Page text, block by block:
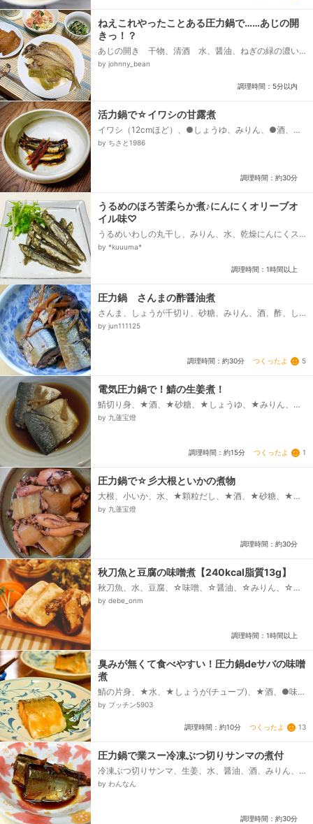
ねえこれやったことある圧力鍋で……あじの開
きっ！？
あじの開き 干物、清酒 水、醤油、ねぎの緑の濃い
部分、生姜
by johnny_bean
調理時間：5分以内
活力鍋で☆イワシの甘露煮
イワシ（12cmほど）、●しょうゆ、みりん、●酒、●
水、●さとう、●ショウガ
by ちさと1986
調理時間：約30分
うるめのほろ苦柔らか煮♪にんにくオリーブオ
イル味♡
うるめいわしの丸干し、みりん、水、乾燥にんにくス
ライス、オリーブオイル
by *kuuuma*
調理時間：1時間以上
圧力鍋 さんまの酢醤油煮
さんま、しょうが千切り、砂糖、みりん、酒、酢、し
ょうゆ、水
by jun111125
調理時間：約30分 つくったよ 5
電気圧力鍋で！鯖の生姜煮！
鯖切り身、★酒、★砂糖、★しょうゆ、★みりん、し
ょうが
by 九蓮宝燈
調理時間：約15分 つくったよ 1
圧力鍋で☆彡大根といかの煮物
大根、小いか、水、★顆粒だし、★酒、★砂糖、★み
りん、★しょうゆ
by 九蓮宝燈
調理時間：約30分
秋刀魚と豆腐の味噌煮【240kcal脂質13g】
秋刀魚、水、豆腐、☆味噌、☆醤油、☆みりん、☆
酒、☆砂糖、☆おろし生姜
by debe_onm
調理時間：1時間以上
臭みが無くて食べやすい！圧力鍋deサバの味噌
煮
鯖の片身、★水、★しょうが(チューブ)、★酒、●味
噌、●みりん、●水、●三温糖
by プッチン5903
調理時間：約10分 つくったよ 13
圧力鍋で業スー冷凍ぶつ切りサンマの煮付
冷凍ぶつ切りサンマ、生姜、水、醤油、酒、みりん、
砂糖
by わんなん
調理時間：約30分